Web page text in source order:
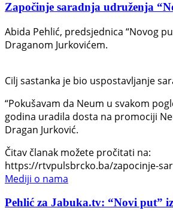
Započinje saradnja udruženja
Abida Pehlić, predsjednica “Novog
Draganom Jurkovićem.
Cilj sastanka je bio uspostavljanje
“Pokušavam da Neum u svakom
godina uradila dosta na promociji
Dragan Jurković.
Čitav članak možete pročitati na:
https://rtvpulsbrcko.ba/zapocinje-
Mediji o nama
Pehlić za Jabuka.tv: “Novi put”